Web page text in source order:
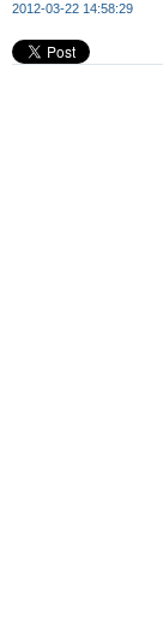
2012-03-22 14:58:29